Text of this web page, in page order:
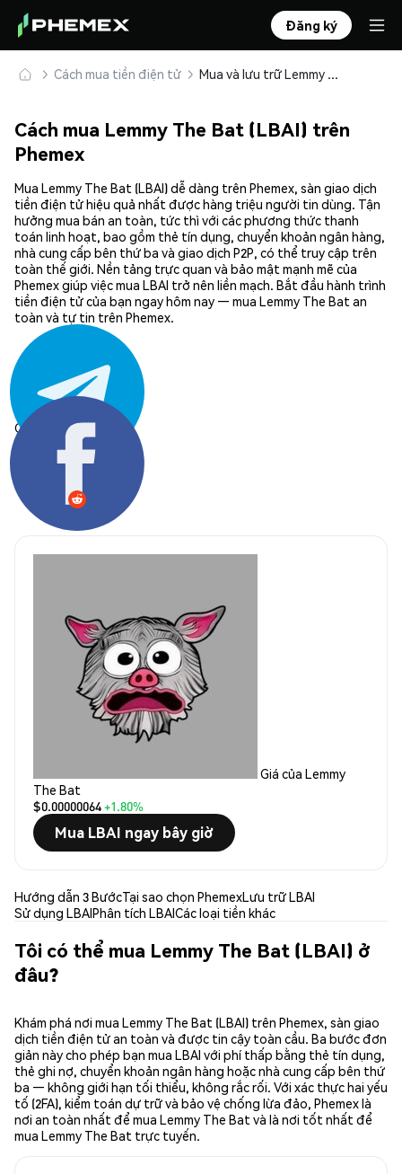
Đăng ký
Cách mua tiền điện tử Mua và lưu trữ Lemmy The Bat (LBAI) an toàn
Cách mua Lemmy The Bat (LBAI) trên
Phemex
Mua Lemmy The Bat (LBAI) dễ dàng trên Phemex, sàn giao dịch
tiền điện tử hiệu quả nhất được hàng triệu người tin dùng. Tận
hưởng mua bán an toàn, tức thì với các phương thức thanh
toán linh hoạt, bao gồm thẻ tín dụng, chuyển khoản ngân hàng,
nhà cung cấp bên thứ ba và giao dịch P2P, có thể truy cập trên
toàn thế giới. Nền tảng trực quan và bảo mật mạnh mẽ của
Phemex giúp việc mua LBAI trở nên liền mạch. Bắt đầu hành trình
tiền điện tử của bạn ngay hôm nay — mua Lemmy The Bat an
toàn và tự tin trên Phemex.
Chia sẻ:
Giá của Lemmy
The Bat
$0.00000064+1.80%
Mua LBAI ngay bây giờ
Hướng dẫn 3 BướcTại sao chọn PhemexLưu trữ LBAI
Sử dụng LBAIPhân tích LBAICác loại tiền khác
Tôi có thể mua Lemmy The Bat (LBAI) ở
đâu?
Khám phá nơi mua Lemmy The Bat (LBAI) trên Phemex, sàn giao
dịch tiền điện tử an toàn và được tin cậy toàn cầu. Ba bước đơn
giản này cho phép bạn mua LBAI với phí thấp bằng thẻ tín dụng,
thẻ ghi nợ, chuyển khoản ngân hàng hoặc nhà cung cấp bên thứ
ba — không giới hạn tối thiểu, không rắc rối. Với xác thực hai yếu
tố (2FA), kiểm toán dự trữ và bảo vệ chống lừa đảo, Phemex là
nơi an toàn nhất để mua Lemmy The Bat và là nơi tốt nhất để
mua Lemmy The Bat trực tuyến.